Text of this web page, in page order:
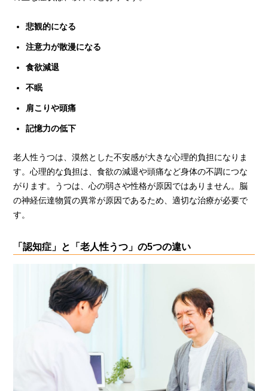
悲観的になる
注意力が散漫になる
食欲減退
不眠
肩こりや頭痛
記憶力の低下
老人性うつは、漠然とした不安感が大きな心理的負担になりま
す。心理的な負担は、食欲の減退や頭痛など身体の不調につな
がります。うつは、心の弱さや性格が原因ではありません。脳
の神経伝達物質の異常が原因であるため、適切な治療が必要で
す。
「認知症」と「老人性うつ」の5つの違い